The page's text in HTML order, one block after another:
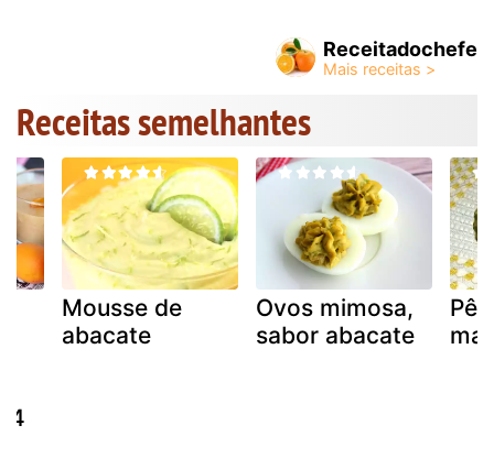
Receitadochefe
Receitas semelhantes
4
Mousse de
abacate
Ovos mimosa,
sabor abacate